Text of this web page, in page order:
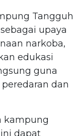
Tangguh
upaya
narkoba,
edukasi
guna
dan
kampung
dapat